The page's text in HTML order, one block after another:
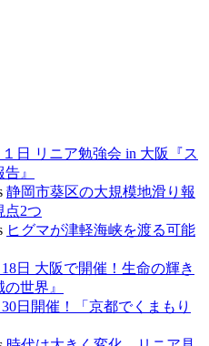
１日 リニア勉強会 in 大阪『ス
』
静岡市葵区の大規模地滑り報
点2つ
ヒグマが津軽海峡を渡る可能
18日 大阪で開催！生命の輝き
世界』
30日開催！「京都でくまもり